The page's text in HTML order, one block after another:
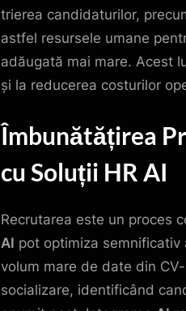
trierea candidaturilor,
astfel resursele umane
adăugată mai mare. Acest
și la reducerea costurilor
Îmbunătățirea
cu Soluții HR AI
Recrutarea este un proces
AI pot optimiza semnificativ
volum mare de date din
socializare, identificând